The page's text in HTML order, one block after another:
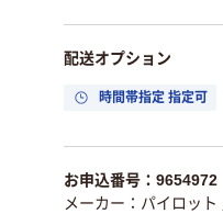
配送オプション
時間帯指定 指定可
お申込番号：9654972
メーカー：パイロット